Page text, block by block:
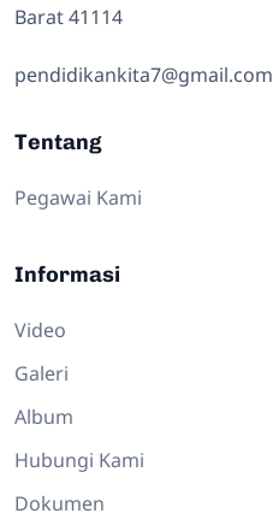
Barat 41114
pendidikankita7@gmail.com
Tentang
Pegawai Kami
Informasi
Video
Galeri
Album
Hubungi Kami
Dokumen